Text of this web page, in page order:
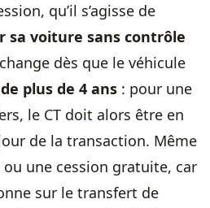
qu’il s’agisse de
sa voiture sans contrôle
dès que le véhicule
plus de 4 ans : pour une
le CT doit alors être en
de la transaction. Même
une cession gratuite, car
sur le transfert de